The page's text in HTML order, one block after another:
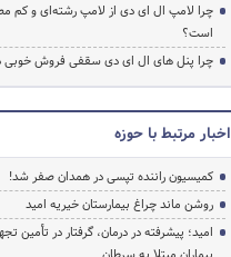
چرا لامپ ال ای دی از لامپ رشته‌ای و کم
است؟
چرا پنل های ال ای دی سقفی فروش خوبی
اخبار مرتبط با حوزه
کمیسیون راننده تپسی در همدان صفر شد!
روشن ماند چراغ بیمارستان خیریه امید
امید؛ پیشرفته در درمان، گرفتار در تأمین